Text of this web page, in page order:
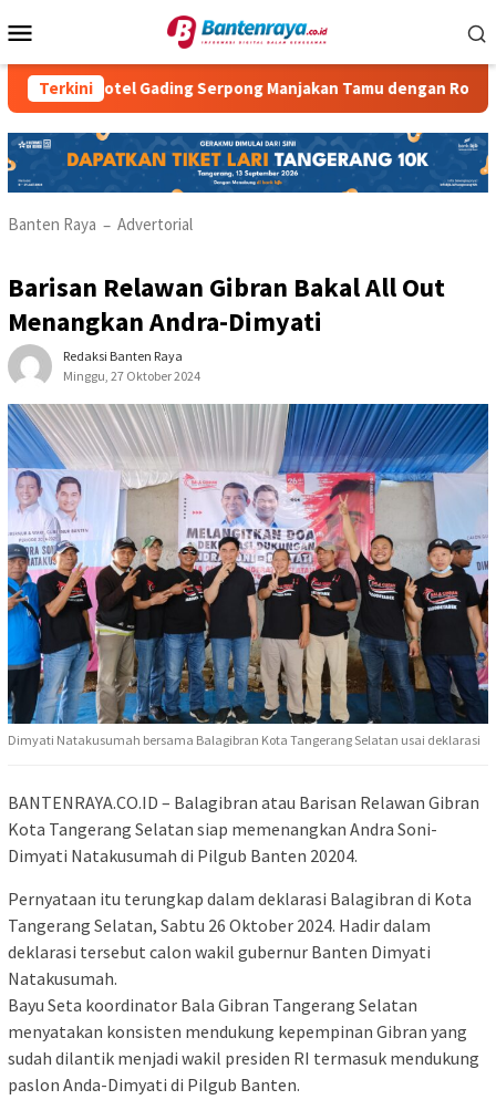
ke
Mobile
Terkini
Hotel Gading Serpong Manjakan Tamu dengan Robot Waiter
Banten Raya – Advertorial
Barisan Relawan Gibran Bakal All Out
Menangkan Andra-Dimyati
Redaksi Banten Raya
Minggu, 27 Oktober 2024
Dimyati Natakusumah bersama Balagibran Kota Tangerang Selatan usai deklarasi
BANTENRAYA.CO.ID – Balagibran atau Barisan Relawan Gibran
Kota Tangerang Selatan siap memenangkan Andra Soni-
Dimyati Natakusumah di Pilgub Banten 20204.
Pernyataan itu terungkap dalam deklarasi Balagibran di Kota
Tangerang Selatan, Sabtu 26 Oktober 2024. Hadir dalam
deklarasi tersebut calon wakil gubernur Banten Dimyati
Natakusumah.
Bayu Seta koordinator Bala Gibran Tangerang Selatan
menyatakan konsisten mendukung kepempinan Gibran yang
sudah dilantik menjadi wakil presiden RI termasuk mendukung
paslon Anda-Dimyati di Pilgub Banten.